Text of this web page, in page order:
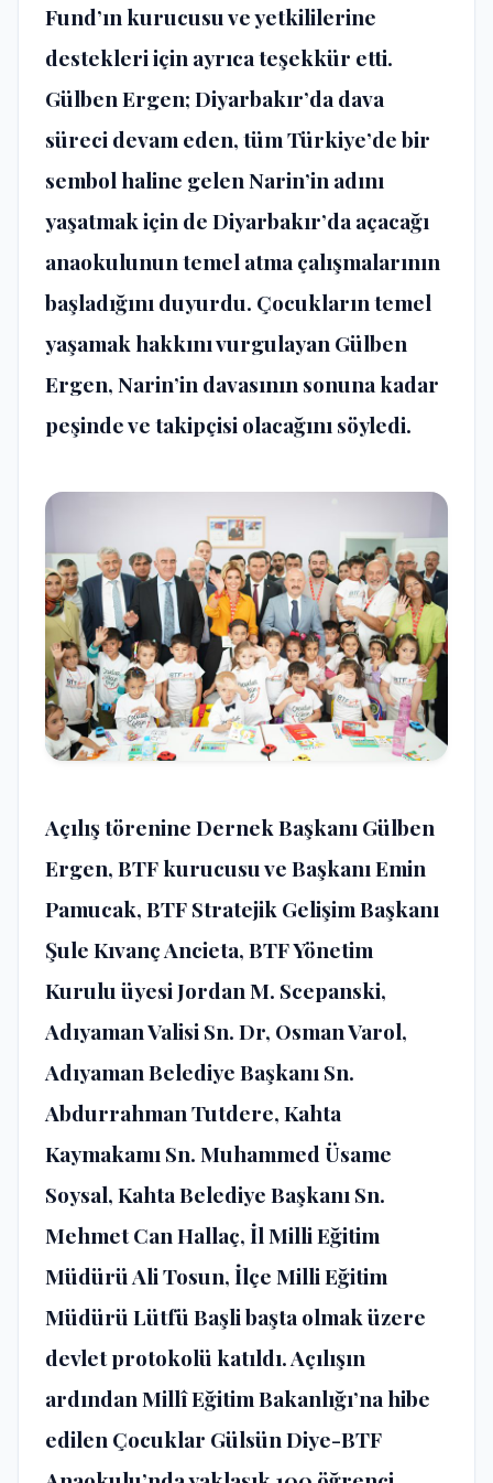
Fund’ın kurucusu ve yetkililerine
destekleri için ayrıca teşekkür etti.
Gülben Ergen; Diyarbakır’da dava
süreci devam eden, tüm Türkiye’de bir
sembol haline gelen Narin’in adını
yaşatmak için de Diyarbakır’da açacağı
anaokulunun temel atma çalışmalarının
başladığını duyurdu. Çocukların temel
yaşamak hakkını vurgulayan Gülben
Ergen, Narin’in davasının sonuna kadar
peşinde ve takipçisi olacağını söyledi.
Açılış törenine Dernek Başkanı Gülben
Ergen, BTF kurucusu ve Başkanı Emin
Pamucak, BTF Stratejik Gelişim Başkanı
Şule Kıvanç Ancieta, BTF Yönetim
Kurulu üyesi Jordan M. Scepanski,
Adıyaman Valisi Sn. Dr, Osman Varol,
Adıyaman Belediye Başkanı Sn.
Abdurrahman Tutdere, Kahta
Kaymakamı Sn. Muhammed Üsame
Soysal, Kahta Belediye Başkanı Sn.
Mehmet Can Hallaç, İl Milli Eğitim
Müdürü Ali Tosun, İlçe Milli Eğitim
Müdürü Lütfü Başli başta olmak üzere
devlet protokolü katıldı. Açılışın
ardından Millî Eğitim Bakanlığı’na hibe
edilen Çocuklar Gülsün Diye-BTF